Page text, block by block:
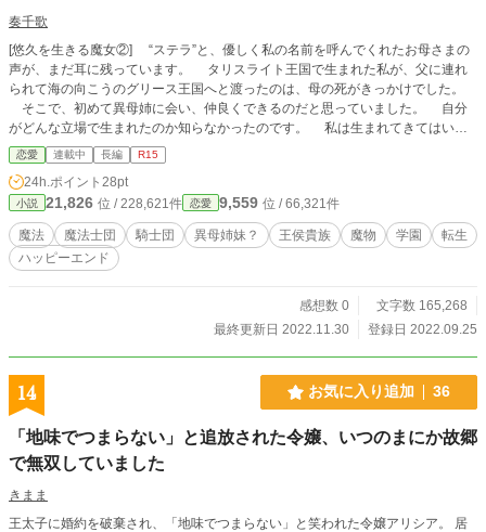
奏千歌
[悠久を生きる魔女②] “ステラ”と、優しく私の名前を呼んでくれたお母さまの
声が、まだ耳に残っています。 タリスライト王国で生まれた私が、父に連れ
られて海の向こうのグリース王国へと渡ったのは、母の死がきっかけでした。
そこで、初めて異母姉に会い、仲良くできるのだと思っていました。 自分
がどんな立場で生まれたのか知らなかったのです。 私は生まれてきてはいけ
なかったのだと、すぐに知る事になったのです。 ＊＊＊＊＊ “あんた達親子の
せいで、私のお母様は孤独に死んでいかなければならなかった。あんた達親子が
いたから！あんた達親子さえいなければ！” それは、雷に打たれたかのような
衝撃を私にもたらしていた。 異母妹の存在。 ステラ。 彼女が私の人生を
一変させた。
恋愛 連載中 長編 R15
24h.ポイント 28pt
小説 21,826 位 / 228,621件 恋愛 9,559 位 / 66,321件
魔法 魔法士団 騎士団 異母姉妹？ 王侯貴族 魔物 学園
転生
ハッピーエンド
感想数 0
文字数 165,268
最終更新日 2022.11.30
登録日 2022.09.25
14 お気に入り追加 36
「地味でつまらない」と追放された令嬢、いつのまにか故郷
で無双していました
きまま
王太子に婚約を破棄され、「地味でつまらない」と笑われた令嬢アリシア。 居